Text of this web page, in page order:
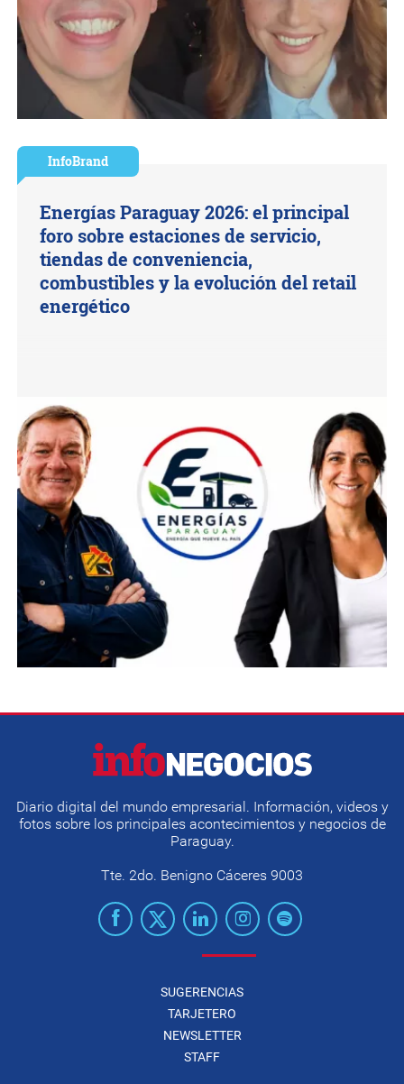
InfoBrand
Energías Paraguay 2026: el principal
foro sobre estaciones de servicio,
tiendas de conveniencia,
combustibles y la evolución del retail
energético
Diario digital del mundo empresarial. Información, videos y
fotos sobre los principales acontecimientos y negocios de
Paraguay.
Tte. 2do. Benigno Cáceres 9003
SUGERENCIAS
TARJETERO
NEWSLETTER
STAFF